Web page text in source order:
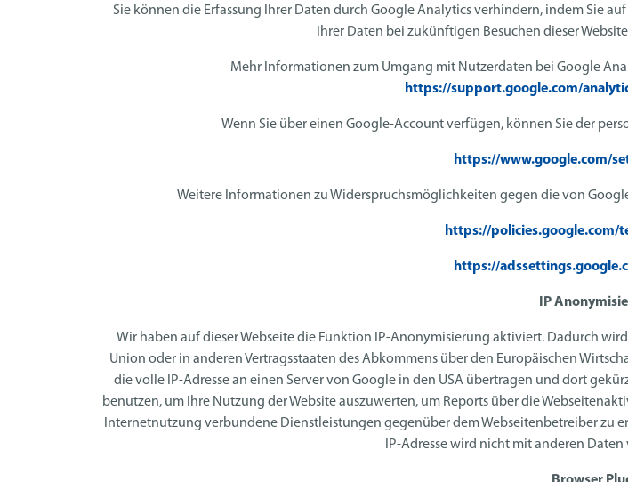
Sie können die Erfassung Ihrer Daten durch Google Analytics verhindern, indem Sie
Ihrer Daten bei zukünftigen Besuchen dieser
Mehr Informationen zum Umgang mit Nutzerdaten bei Google
https://support.google.com/
Wenn Sie über einen Google-Account verfügen, können Sie der
https://www.google.com/
Weitere Informationen zu Widerspruchsmöglichkeiten gegen die von
https://policies.google.com/
https://
IP
Wir haben auf dieser Webseite die Funktion IP-Anonymisierung aktiviert. Dadurch
Union oder in anderen Vertragsstaaten des Abkommens über den Europäischen
die volle IP-Adresse an einen Server von Google in den USA übertragen und dort
benutzen, um Ihre Nutzung der Website auszuwerten, um Reports über die
Internetnutzung verbundene Dienstleistungen gegenüber dem Webseitenbetreiber zu
IP-Adresse wird nicht mit anderen